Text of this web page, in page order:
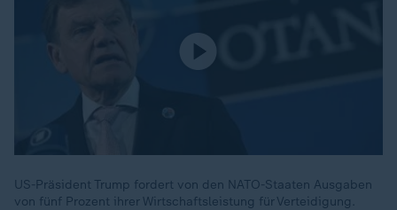
US-Präsident Trump fordert von den NATO-Staaten Ausgaben
von fünf Prozent ihrer Wirtschaftsleistung für Verteidigung.